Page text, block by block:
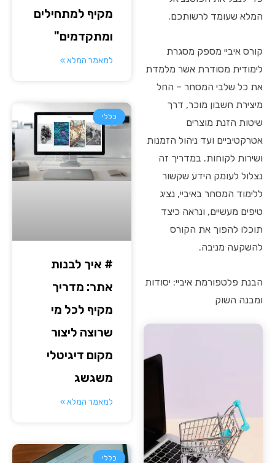
המלא שעומד לרשותכם.
קורס איביי מספק מסגרת
לימודית מסודרת אשר מלמדת
את כל שלבי המסחר – החל
מיצירת חשבון מוכר, דרך
שיטות הזנת מוצרים
אטרקטיביים ועד ניהול הזמנות
ושירות לקוחות. במדריך זה
נצלול לעומק הידע שקשור
ללימוד המסחר באיביי, נציג
טיפים מעשיים, ונראה כיצד
תוכלו להפוך את הקורס
להשקעה מניבה.
הבנת פלטפורמת איביי: יסודות
ומבנה השוק
מקיף למתחילים
ומתקדמים"
למאמר המלא »
כללי
# איך לבנות
אתר: מדריך
מקיף לכל מי
שרוצה ליצור
מקום דיגיטלי
משגשג
למאמר המלא »
כללי